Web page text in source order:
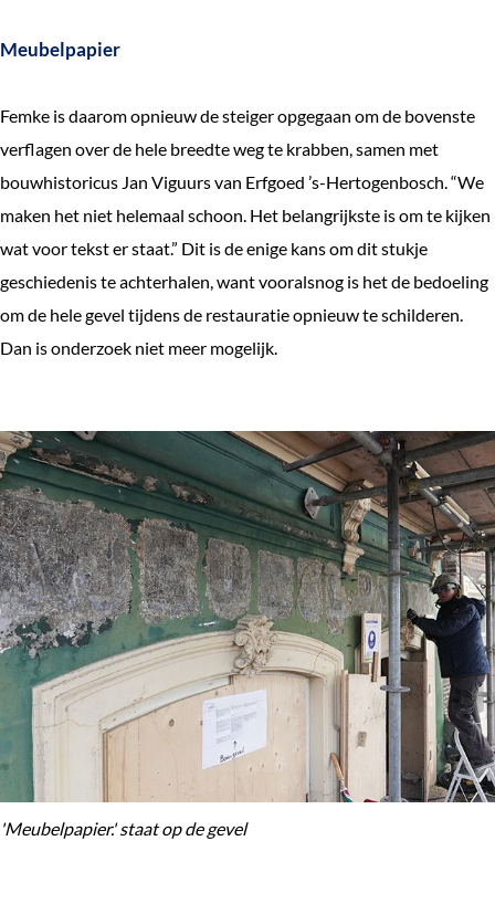
Meubelpapier
Femke is daarom opnieuw de steiger opgegaan om de bovenste
verflagen over de hele breedte weg te krabben, samen met
bouwhistoricus Jan Viguurs van Erfgoed ’s-Hertogenbosch. “We
maken het niet helemaal schoon. Het belangrijkste is om te kijken
wat voor tekst er staat.” Dit is de enige kans om dit stukje
geschiedenis te achterhalen, want vooralsnog is het de bedoeling
om de hele gevel tijdens de restauratie opnieuw te schilderen.
Dan is onderzoek niet meer mogelijk.
'Meubelpapier.' staat op de gevel